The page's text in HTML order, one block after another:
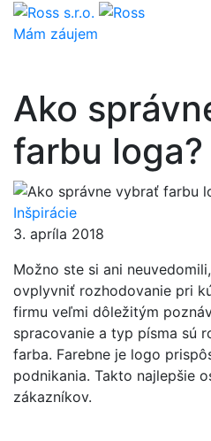
Mám záujem
Ako
farbu loga?
Inšpirácie
3. apríla 2018
Možno ste si ani
ovplyvniť rozhodovanie pri
firmu veľmi dôležitým
spracovanie a typ písma sú
farba. Farebne je logo
podnikania. Takto najlepšie
zákazníkov.